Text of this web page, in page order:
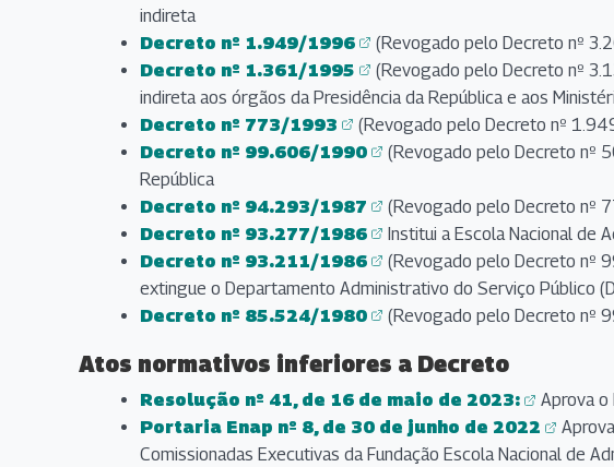
indireta
Decreto nº 1.949/1996
(abre em nova aba)
(Revogado pelo Decreto nº
Decreto nº 1.361/1995
(abre em nova aba)
(Revogado pelo Decreto nº
indireta aos órgãos da Presidência da República e aos
Decreto nº 773/1993
(abre em nova aba)
(Revogado pelo Decreto nº
Decreto nº 99.606/1990
(abre em nova aba)
(Revogado pelo Decreto nº
República
Decreto nº 94.293/1987
(abre em nova aba)
(Revogado pelo Decreto nº
Decreto nº 93.277/1986
(abre em nova aba)
Institui a Escola Nacional de
Decreto nº 93.211/1986
(abre em nova aba)
(Revogado pelo Decreto nº
extingue o Departamento Administrativo do Serviço Público
Decreto nº 85.524/1980
(abre em nova aba)
(Revogado pelo Decreto nº
Atos normativos inferiores a Decreto
Resolução nº 41, de 16 de maio de 2023:
(abre em nova aba)
Aprova o
Portaria Enap nº 8, de 30 de junho de 2022
(abre em nova aba)
Comissionadas Executivas da Fundação Escola Nacional de